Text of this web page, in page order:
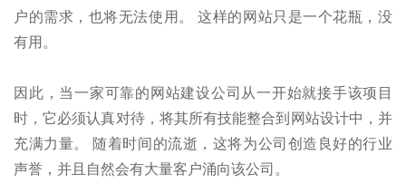
户的需求，也将无法使用。 这样的网站只是一个花瓶，没
有用。
因此，当一家可靠的网站建设公司从一开始就接手该项目
时，它必须认真对待，将其所有技能整合到网站设计中，并
充满力量。 随着时间的流逝，这将为公司创造良好的行业
声誉，并且自然会有大量客户涌向该公司。